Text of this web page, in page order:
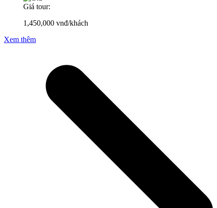
Giá tour:
1,450,000 vnđ/khách
Xem thêm